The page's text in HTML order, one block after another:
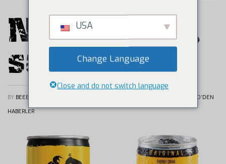
New Design,
same taste!
BY BEEBAD
BEEBAD’DEN
HABERLER
USA
Change Language
Close and do not switch language